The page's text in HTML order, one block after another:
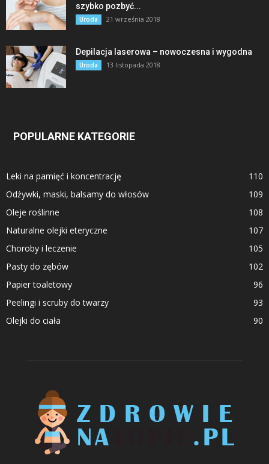
szybko pozbyć...
Uroda 21 września 2018
Depilacja laserowa – nowoczesna i wygodna
Uroda 13 listopada 2018
POPULARNE KATEGORIE
Leki na pamięć i koncentrację
110
Odżywki, maski, balsamy do włosów
109
Oleje roślinne
108
Naturalne olejki eteryczne
107
Choroby i leczenie
105
Pasty do zębów
102
Papier toaletowy
96
Peelingi i scruby do twarzy
93
Olejki do ciała
90